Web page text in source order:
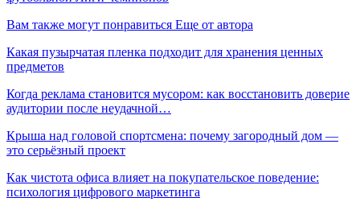
Вам также могут понравиться Еще от автора
Какая пузырчатая пленка подходит для хранения ценных
предметов
Когда реклама становится мусором: как восстановить доверие
аудитории после неудачной…
Крыша над головой спортсмена: почему загородный дом —
это серьёзный проект
Как чистота офиса влияет на покупательское поведение:
психология цифрового маркетинга